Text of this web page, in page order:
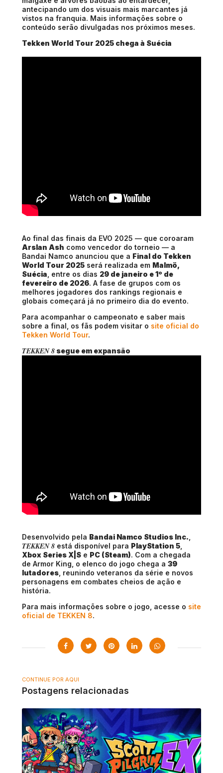
antecipando um dos visuais mais marcantes já
vistos na franquia. Mais informações sobre o
conteúdo serão divulgadas nos próximos meses.
Tekken World Tour 2025 chega à Suécia
Ao final das finais da EVO 2025 — que coroaram
Arslan Ash como vencedor do torneio — a
Bandai Namco anunciou que a Final do Tekken
World Tour 2025 será realizada em Malmö,
Suécia , entre os dias 29 de janeiro e 1º de
fevereiro de 2026. A fase de grupos com os
melhores jogadores dos rankings regionais e
globais começará já no primeiro dia do evento.
Para acompanhar o campeonato e saber mais
sobre a final, os fãs podem visitar o site oficial do
Tekken World Tour.
TEKKEN 8 segue em expansão
Desenvolvido pela Bandai Namco Studios Inc.
TEKKEN 8 está disponível para PlayStation 5
Xbox Series X|S e PC (Steam). Com a chegada
de Armor King, o elenco do jogo chega a 39
lutadores , reunindo veteranos da série e novos
personagens em combates cheios de ação e
história.
Para mais informações sobre o jogo, acesse o site
oficial de TEKKEN 8.
CONTINUE POR AQUI
Postagens relacionadas